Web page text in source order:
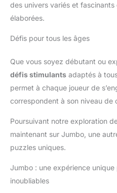
des univers variés et
élaborées.
Défis pour tous les âges
Que vous soyez débutant ou
défis stimulants adaptés à
permet à chaque joueur de
correspondent à son niveau de
Poursuivant notre exploration
maintenant sur Jumbo, une
puzzles uniques.
Jumbo : une expérience
inoubliables